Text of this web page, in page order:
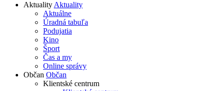
Aktuality Aktuality
Aktuálne
Úradná tabuľa
Podujatia
Kino
Šport
Čas a my
Online správy
Občan Občan
Klientské centrum